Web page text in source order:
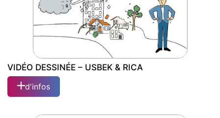
VIDÉO DESSINÉE – USBEK & RICA
d'infos